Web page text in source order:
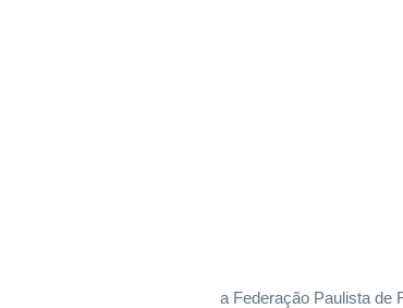
a Federação Paulista de